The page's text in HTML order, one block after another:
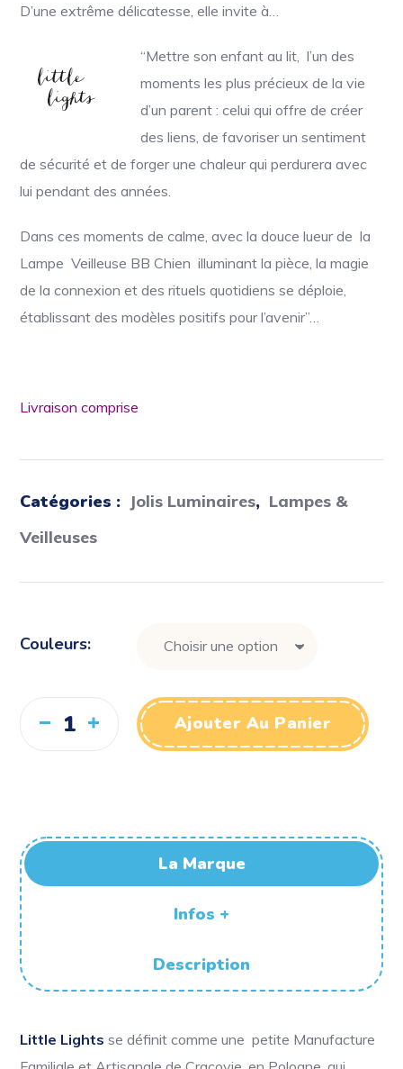
D’une extrême délicatesse, elle invite à…
“Mettre son enfant au lit, l’un des
moments les plus précieux de la vie
d’un parent : celui qui offre de créer
des liens, de favoriser un sentiment
de sécurité et de forger une chaleur qui perdurera avec
lui pendant des années.
Dans ces moments de calme, avec la douce lueur de la
Lampe Veilleuse BB Chien illuminant la pièce, la magie
de la connexion et des rituels quotidiens se déploie,
établissant des modèles positifs pour l’avenir”…
Livraison comprise
Catégories : Jolis Luminaires, Lampes &
Veilleuses
Couleurs
Ajouter Au Panier
La Marque
Infos +
Description
Little Lights se définit comme une petite Manufacture